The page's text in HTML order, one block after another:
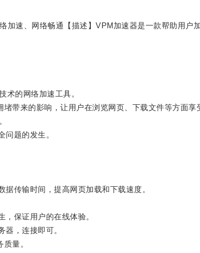
速、网络畅通【描述】VPM加速器是一款帮助用户
的网络加速工具。
来的影响，让用户在浏览网页、下载文件等方面享
题的发生。
传输时间，提高网页加载和下载速度。
保证用户的在线体验。
，连接即可。
量。